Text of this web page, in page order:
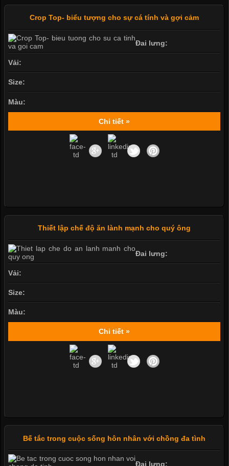
Crop Top- biểu tượng cho sự cá tính và gợi cảm
Đai lưng:
Vải:
Size:
Màu:
Chi tiết »
Thiết lập chế độ ăn lành mạnh cho quý ông
Đai lưng:
Vải:
Size:
Màu:
Chi tiết »
Bế tắc trong cuộc sống hôn nhân với chồng đa tình
Đai lưng: